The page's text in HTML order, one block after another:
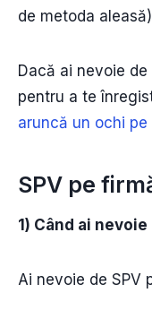
de metoda
Dacă ai nevoie
pentru a te
aruncă un ochi
SPV pe
1) Când ai nevoie
Ai nevoie de SPV